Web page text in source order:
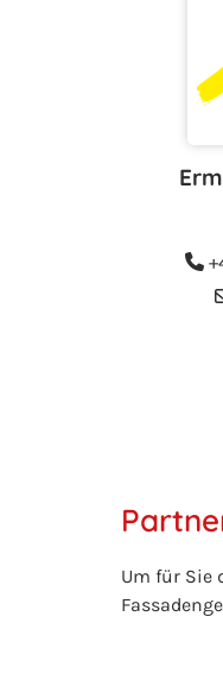

Um für Sie